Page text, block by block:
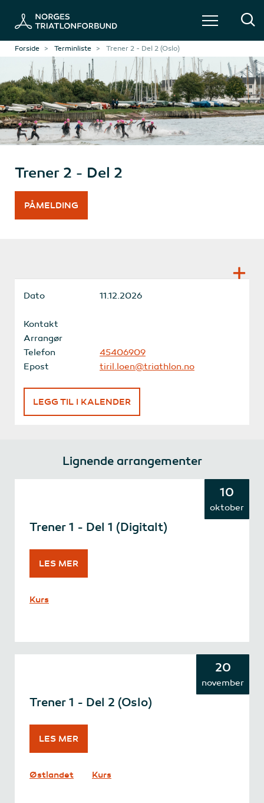
Forside Terminliste Trener 2 - Del 2 (Oslo)
Trener 2 - Del 2
PÅMELDING
Dato 11.12.2026
Kontakt
Arrangør
Telefon
45406909
Epost
tiril.loen@triathlon.no
LEGG TIL I KALENDER
Lignende arrangementer
Trener 1 - Del 1 (Digitalt)
LES MER
Kurs
10
oktober
Trener 1 - Del 2 (Oslo)
LES MER
Østlandet Kurs
20
november